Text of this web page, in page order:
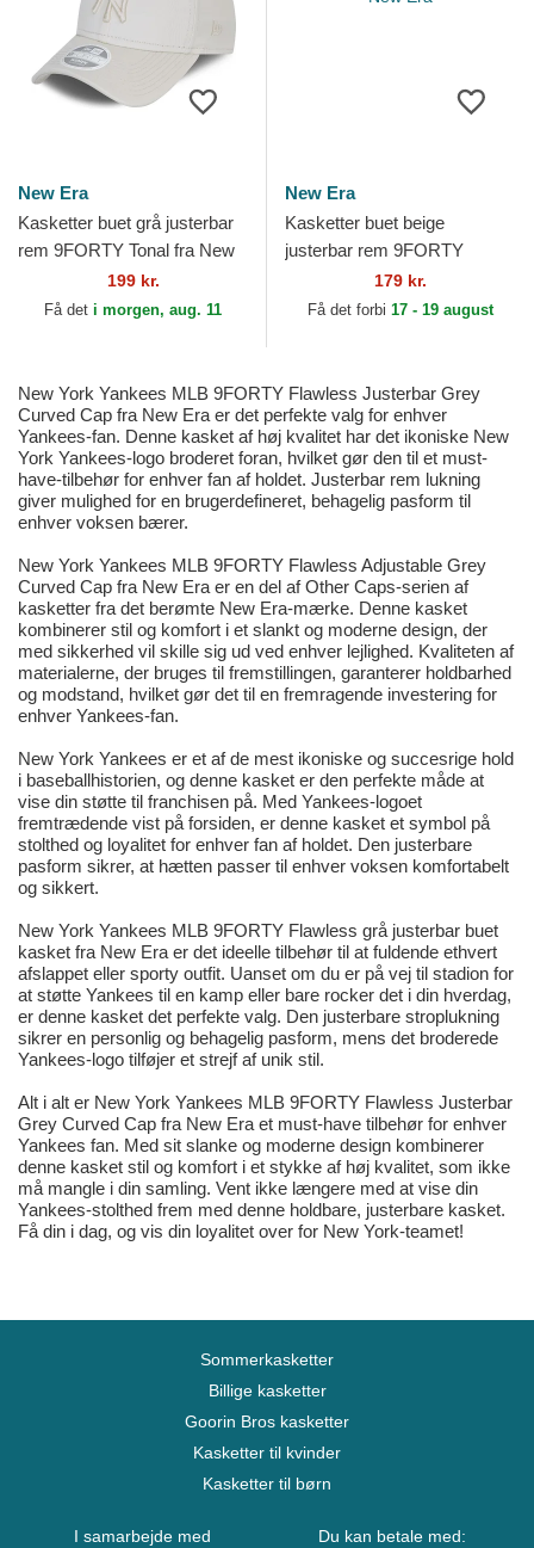
New Era
Kasketter buet grå justerbar
rem 9FORTY Tonal fra New
York Yankees MLB af New
199 kr.
Få det i morgen, aug. 11
New Era
Kasketter buet beige
justerbar rem 9FORTY
Flawless fra New York
Yankees MLB af New Era
179 kr.
Få det forbi 17 - 19 august
New York Yankees MLB 9FORTY Flawless Justerbar Grey
Curved Cap fra New Era er det perfekte valg for enhver
Yankees-fan. Denne kasket af høj kvalitet har det ikoniske New
York Yankees-logo broderet foran, hvilket gør den til et must-
have-tilbehør for enhver fan af holdet. Justerbar rem lukning
giver mulighed for en brugerdefineret, behagelig pasform til
enhver voksen bærer.
New York Yankees MLB 9FORTY Flawless Adjustable Grey
Curved Cap fra New Era er en del af Other Caps-serien af
kasketter fra det berømte New Era-mærke. Denne kasket
kombinerer stil og komfort i et slankt og moderne design, der
med sikkerhed vil skille sig ud ved enhver lejlighed. Kvaliteten af
materialerne, der bruges til fremstillingen, garanterer holdbarhed
og modstand, hvilket gør det til en fremragende investering for
enhver Yankees-fan.
New York Yankees er et af de mest ikoniske og succesrige hold
i baseballhistorien, og denne kasket er den perfekte måde at
vise din støtte til franchisen på. Med Yankees-logoet
fremtrædende vist på forsiden, er denne kasket et symbol på
stolthed og loyalitet for enhver fan af holdet. Den justerbare
pasform sikrer, at hætten passer til enhver voksen komfortabelt
og sikkert.
New York Yankees MLB 9FORTY Flawless grå justerbar buet
kasket fra New Era er det ideelle tilbehør til at fuldende ethvert
afslappet eller sporty outfit. Uanset om du er på vej til stadion for
at støtte Yankees til en kamp eller bare rocker det i din hverdag,
er denne kasket det perfekte valg. Den justerbare stroplukning
sikrer en personlig og behagelig pasform, mens det broderede
Yankees-logo tilføjer et strejf af unik stil.
Alt i alt er New York Yankees MLB 9FORTY Flawless Justerbar
Grey Curved Cap fra New Era et must-have tilbehør for enhver
Yankees fan. Med sit slanke og moderne design kombinerer
denne kasket stil og komfort i et stykke af høj kvalitet, som ikke
må mangle i din samling. Vent ikke længere med at vise din
Yankees-stolthed frem med denne holdbare, justerbare kasket.
Få din i dag, og vis din loyalitet over for New York-teamet!
Sommerkasketter
Billige kasketter
Goorin Bros kasketter
Kasketter til kvinder
Kasketter til børn
I samarbejde med
Du kan betale med: